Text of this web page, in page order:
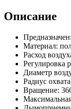
Описание
Материал:
Расход
Регулировка
Диаметр
Радиус
Вращение: